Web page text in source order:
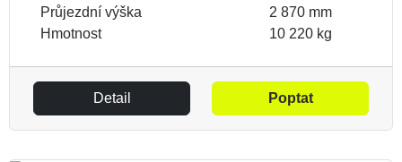
Průjezdní výška
2 870 mm
Hmotnost
10 220 kg
Detail Poptat